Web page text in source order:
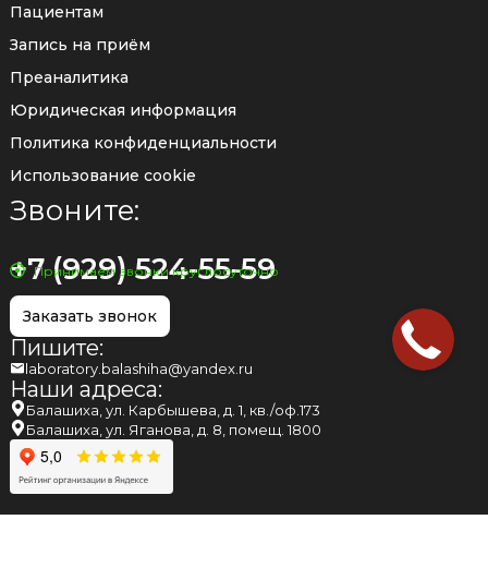
Пациентам
Запись на приём
Преаналитика
Юридическая информация
Политика конфиденциальности
Использование cookie
Звоните:
+7 (929) 524-55-59
Принимаем звонки круглосуточно
Заказать звонок
Пишите:
laboratory.balashiha@yandex.ru
Наши адреса:
Балашиха, ул. Карбышева, д. 1, кв./оф.173
Балашиха, ул. Яганова, д. 8, помещ. 1800